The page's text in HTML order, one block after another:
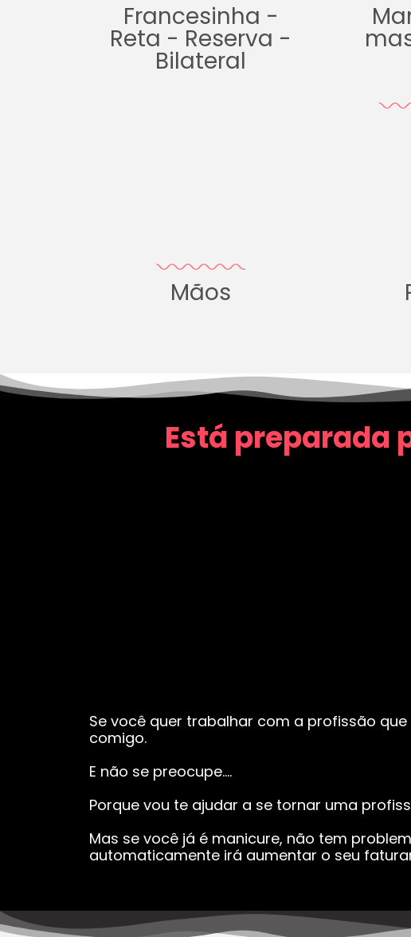
Francesinha -
Reta - Reserva -
Bilateral
Mãos
Está preparada
Se você quer trabalhar com a profissão
comigo.
E não se preocupe….
Porque vou te ajudar a se tornar uma
Mas se você já é manicure, não tem
automaticamente irá aumentar o seu